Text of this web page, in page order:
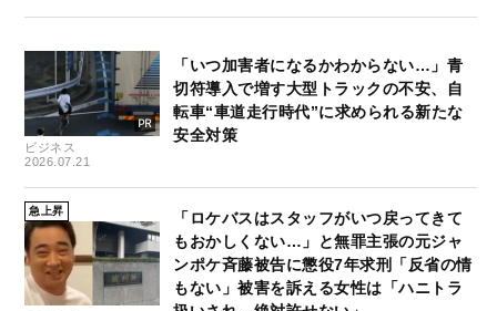
ビジネス
2026.07.21
「いつ加害者になるかわからない…」青
切符導入で増す大型トラックの不安、自
転車“車道走行時代”に求められる新たな
安全対策
急上昇
「ロケバスはスタッフがいつ戻ってきて
もおかしくない…」と無罪主張の元ジャ
ンポケ斉藤被告に懲役7年求刑「反省の情
もない」被害を訴える女性は「ハニトラ